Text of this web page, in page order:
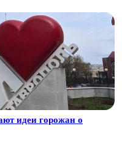
идеи горожан о